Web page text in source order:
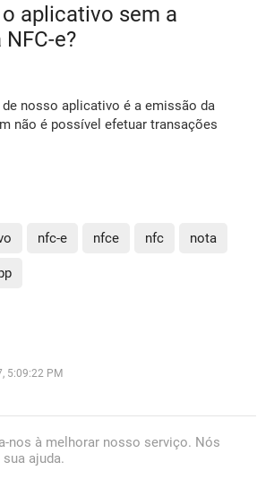
aplicativo sem a
e?
nosso aplicativo é a emissão da
não é possível efetuar transações
nfc-e nfce nfc nota
5:09:22 PM
nos à melhorar nosso serviço. Nós
ajuda.